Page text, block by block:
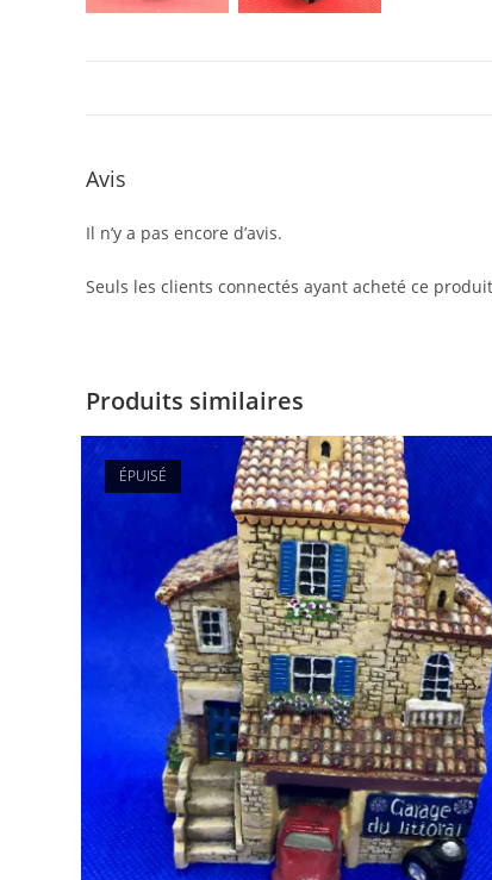
Avis
Il n’y a pas encore d’avis.
Seuls les clients connectés ayant acheté ce
Produits similaires
ÉPUISÉ